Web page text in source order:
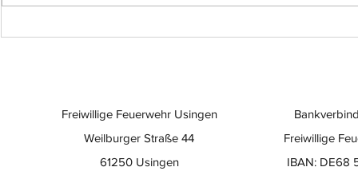
Freiwillige
IBAN: DE68
Freiwillige Feuerwehr Usingen
Weilburger Straße 44
61250 Usingen